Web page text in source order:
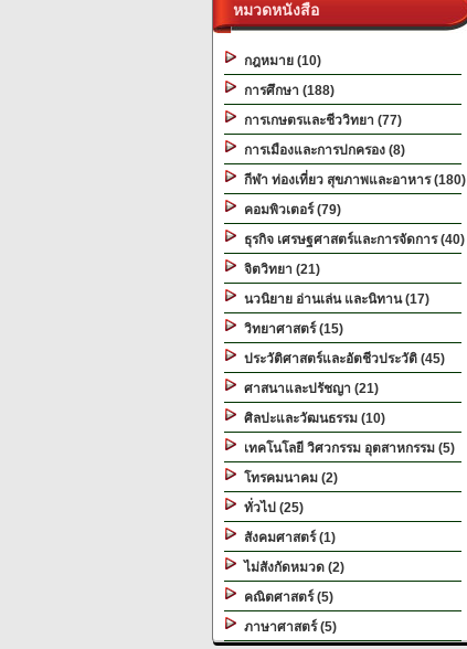
หมวดหนังสือ
กฎหมาย (10)
การศึกษา (188)
การเกษตรและชีววิทยา (77)
การเมืองและการปกครอง (8)
กีฬา ท่องเที่ยว สุขภาพและอาหาร (180)
คอมพิวเตอร์ (79)
ธุรกิจ เศรษฐศาสตร์และการจัดการ (40)
จิตวิทยา (21)
นวนิยาย อ่านเล่น และนิทาน (17)
วิทยาศาสตร์ (15)
ประวัติศาสตร์และอัตชีวประวัติ (45)
ศาสนาและปรัชญา (21)
ศิลปะและวัฒนธรรม (10)
เทคโนโลยี วิศวกรรม อุตสาหกรรม (5)
โทรคมนาคม (2)
ทั่วไป (25)
สังคมศาสตร์ (1)
ไม่สังกัดหมวด (2)
คณิตศาสตร์ (5)
ภาษาศาสตร์ (5)